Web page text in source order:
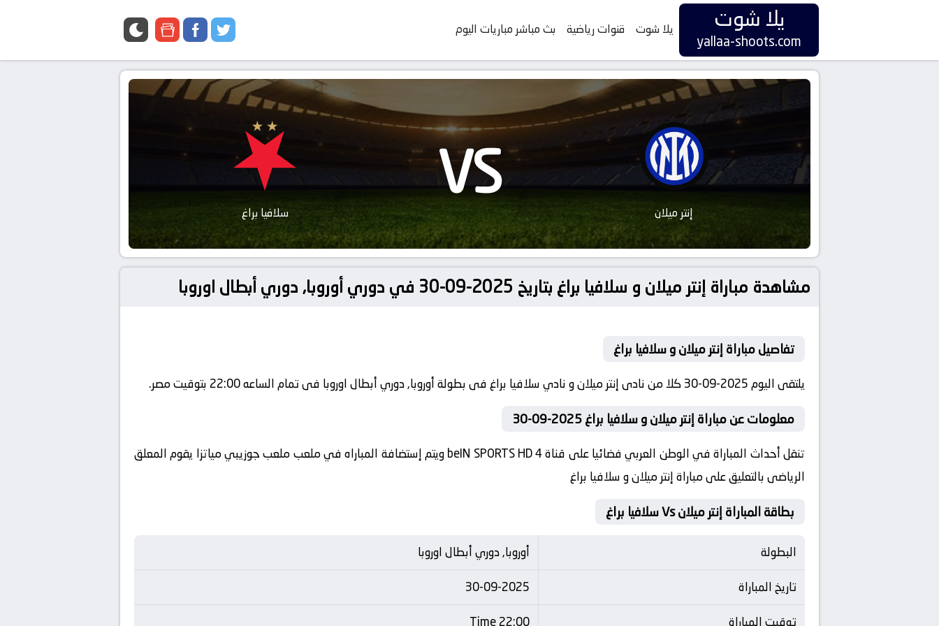
يلا شوت
yallaa-shoots.com
يلا شوت قنوات رياضية بث مباشر مباريات اليوم twitter
facebook
google
إنتر ميلان VS سلافيا براغ
مشاهدة مباراة إنتر ميلان و سلافيا براغ بتاريخ 2025-09-30 في دوري أوروبا, دوري أبطال اوروبا
تفاصيل مباراة إنتر ميلان و سلافيا براغ
يلتقى اليوم 2025-09-30 كلا من نادى إنتر ميلان و نادي سلافيا براغ فى بطولة أوروبا, دوري أبطال اوروبا فى تمام الساعه 22:00 بتوقيت مصر.
معلومات عن مباراة إنتر ميلان و سلافيا براغ 2025-09-30
تنقل أحداث المباراة في الوطن العربي فضائيا على قناة beIN SPORTS HD 4 ويتم إستضافة المباراه في ملعب ملعب جوزيبي مياتزا يقوم المعلق
الرياضى بالتعليق على مباراة إنتر ميلان و سلافيا براغ
بطاقة المباراة إنتر ميلان Vs سلافيا براغ
البطولة
أوروبا, دوري أبطال اوروبا
تاريخ المباراة
30-09-2025
توقيت المباراة
22:00 Time